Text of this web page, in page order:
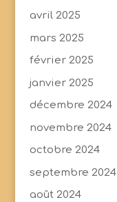
avril 2025
mars 2025
février 2025
janvier 2025
décembre 2024
novembre 2024
octobre 2024
septembre 2024
août 2024